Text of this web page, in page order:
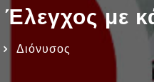
με
Διόνυσος